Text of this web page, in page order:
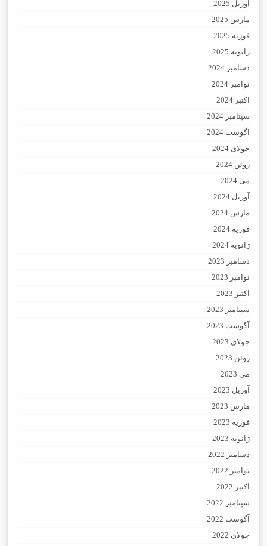
آوریل 2025
مارس 2025
فوریه 2025
ژانویه 2025
دسامبر 2024
نوامبر 2024
اکتبر 2024
سپتامبر 2024
آگوست 2024
جولای 2024
ژوئن 2024
می 2024
آوریل 2024
مارس 2024
فوریه 2024
ژانویه 2024
دسامبر 2023
نوامبر 2023
اکتبر 2023
سپتامبر 2023
آگوست 2023
جولای 2023
ژوئن 2023
می 2023
آوریل 2023
مارس 2023
فوریه 2023
ژانویه 2023
دسامبر 2022
نوامبر 2022
اکتبر 2022
سپتامبر 2022
آگوست 2022
جولای 2022